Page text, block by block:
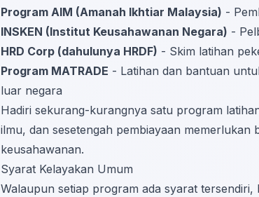
Program AIM (Amanah Ikhtiar Malaysia) -
INSKEN (Institut Keusahawanan Negara) -
HRD Corp (dahulunya HRDF) - Skim latihan
Program MATRADE - Latihan dan bantuan
luar negara
Hadiri sekurang-kurangnya satu program
ilmu, dan sesetengah pembiayaan memerlukan
keusahawanan.
Syarat Kelayakan Umum
Walaupun setiap program ada syarat